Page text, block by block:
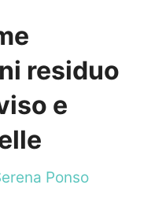
residuo
e
Ponso